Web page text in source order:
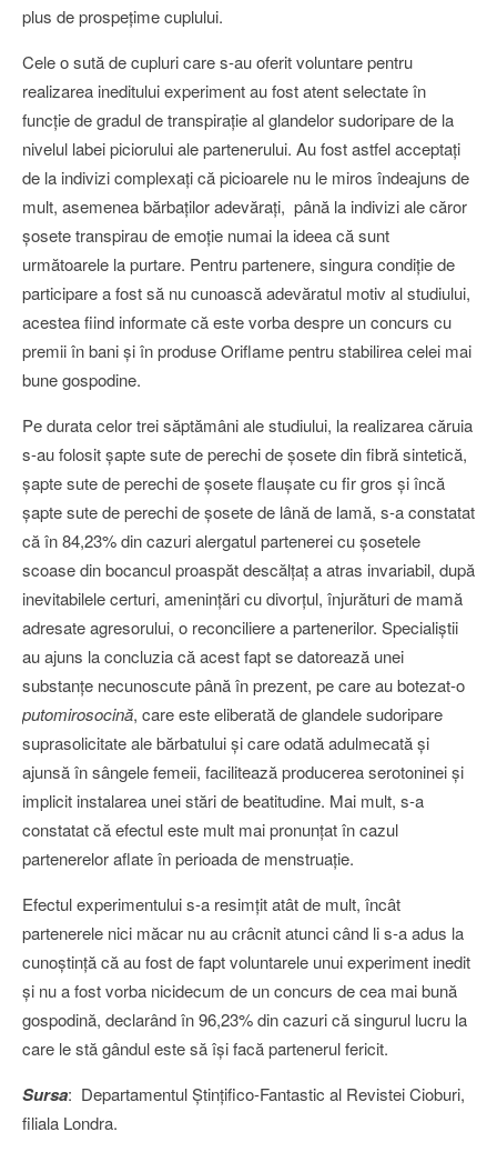
plus de prospeţime cuplului.
Cele o sută de cupluri care s-au oferit voluntare pentru
realizarea ineditului experiment au fost atent selectate în
funcţie de gradul de transpiraţie al glandelor sudoripare de la
nivelul labei piciorului ale partenerului. Au fost astfel acceptaţi
de la indivizi complexaţi că picioarele nu le miros îndeajuns de
mult, asemenea bărbaţilor adevăraţi, până la indivizi ale căror
şosete transpirau de emoţie numai la ideea că sunt
următoarele la purtare. Pentru partenere, singura condiţie de
participare a fost să nu cunoască adevăratul motiv al studiului,
acestea fiind informate că este vorba despre un concurs cu
premii în bani şi în produse Oriflame pentru stabilirea celei mai
bune gospodine.
Pe durata celor trei săptămâni ale studiului, la realizarea căruia
s-au folosit şapte sute de perechi de şosete din fibră sintetică,
şapte sute de perechi de şosete flauşate cu fir gros şi încă
şapte sute de perechi de şosete de lână de lamă, s-a constatat
că în 84,23% din cazuri alergatul partenerei cu şosetele
scoase din bocancul proaspăt descălţaţ a atras invariabil, după
inevitabilele certuri, ameninţări cu divorţul, înjurături de mamă
adresate agresorului, o reconciliere a partenerilor. Specialiştii
au ajuns la concluzia că acest fapt se datorează unei
substanţe necunoscute până în prezent, pe care au botezat-o
putomirosocină, care este eliberată de glandele sudoripare
suprasolicitate ale bărbatului şi care odată adulmecată şi
ajunsă în sângele femeii, facilitează producerea serotoninei şi
implicit instalarea unei stări de beatitudine. Mai mult, s-a
constatat că efectul este mult mai pronunţat în cazul
partenerelor aflate în perioada de menstruaţie.
Efectul experimentului s-a resimţit atât de mult, încât
partenerele nici măcar nu au crâcnit atunci când li s-a adus la
cunoştinţă că au fost de fapt voluntarele unui experiment inedit
şi nu a fost vorba nicidecum de un concurs de cea mai bună
gospodină, declarând în 96,23% din cazuri că singurul lucru la
care le stă gândul este să îşi facă partenerul fericit.
Sursa: Departamentul Ştinţifico-Fantastic al Revistei Cioburi,
filiala Londra.